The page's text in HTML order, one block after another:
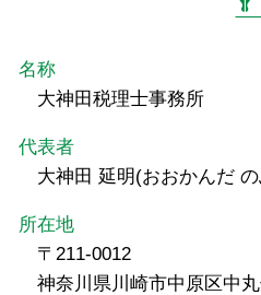
名称
大神田税理士事務所
代表者
大神田 延明(おおかんだ
所在地
〒211-0012
神奈川県川崎市中原区中